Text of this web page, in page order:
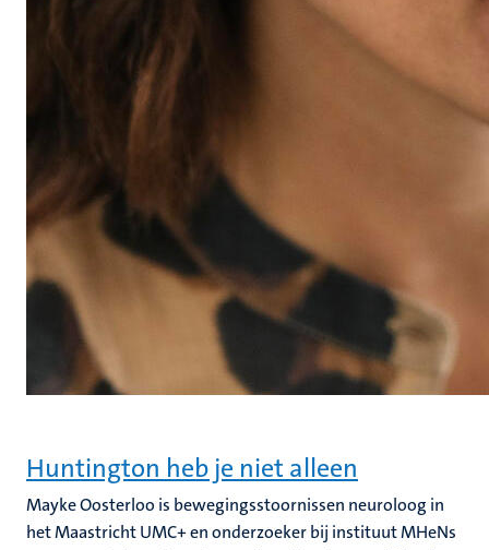
Huntington heb je niet alleen
Mayke Oosterloo is bewegingsstoornissen neuroloog in
het Maastricht UMC+ en onderzoeker bij instituut MHeNs